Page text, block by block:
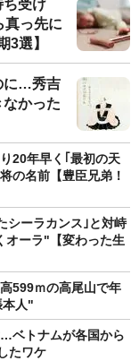
受け
真っ先に
3選】
に…秀吉
かった
20年早く｢最初の天
の名前【豊臣兄弟！
シーラカンス｣と対峙
オーラ"【変わった生
599ｍの高尾山で年
本人"
ベトナムが各国から
たワケ